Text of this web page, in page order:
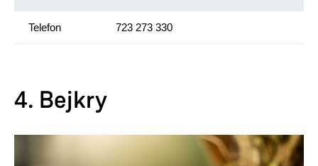
Telefon 723 273 330
4. Bejkry